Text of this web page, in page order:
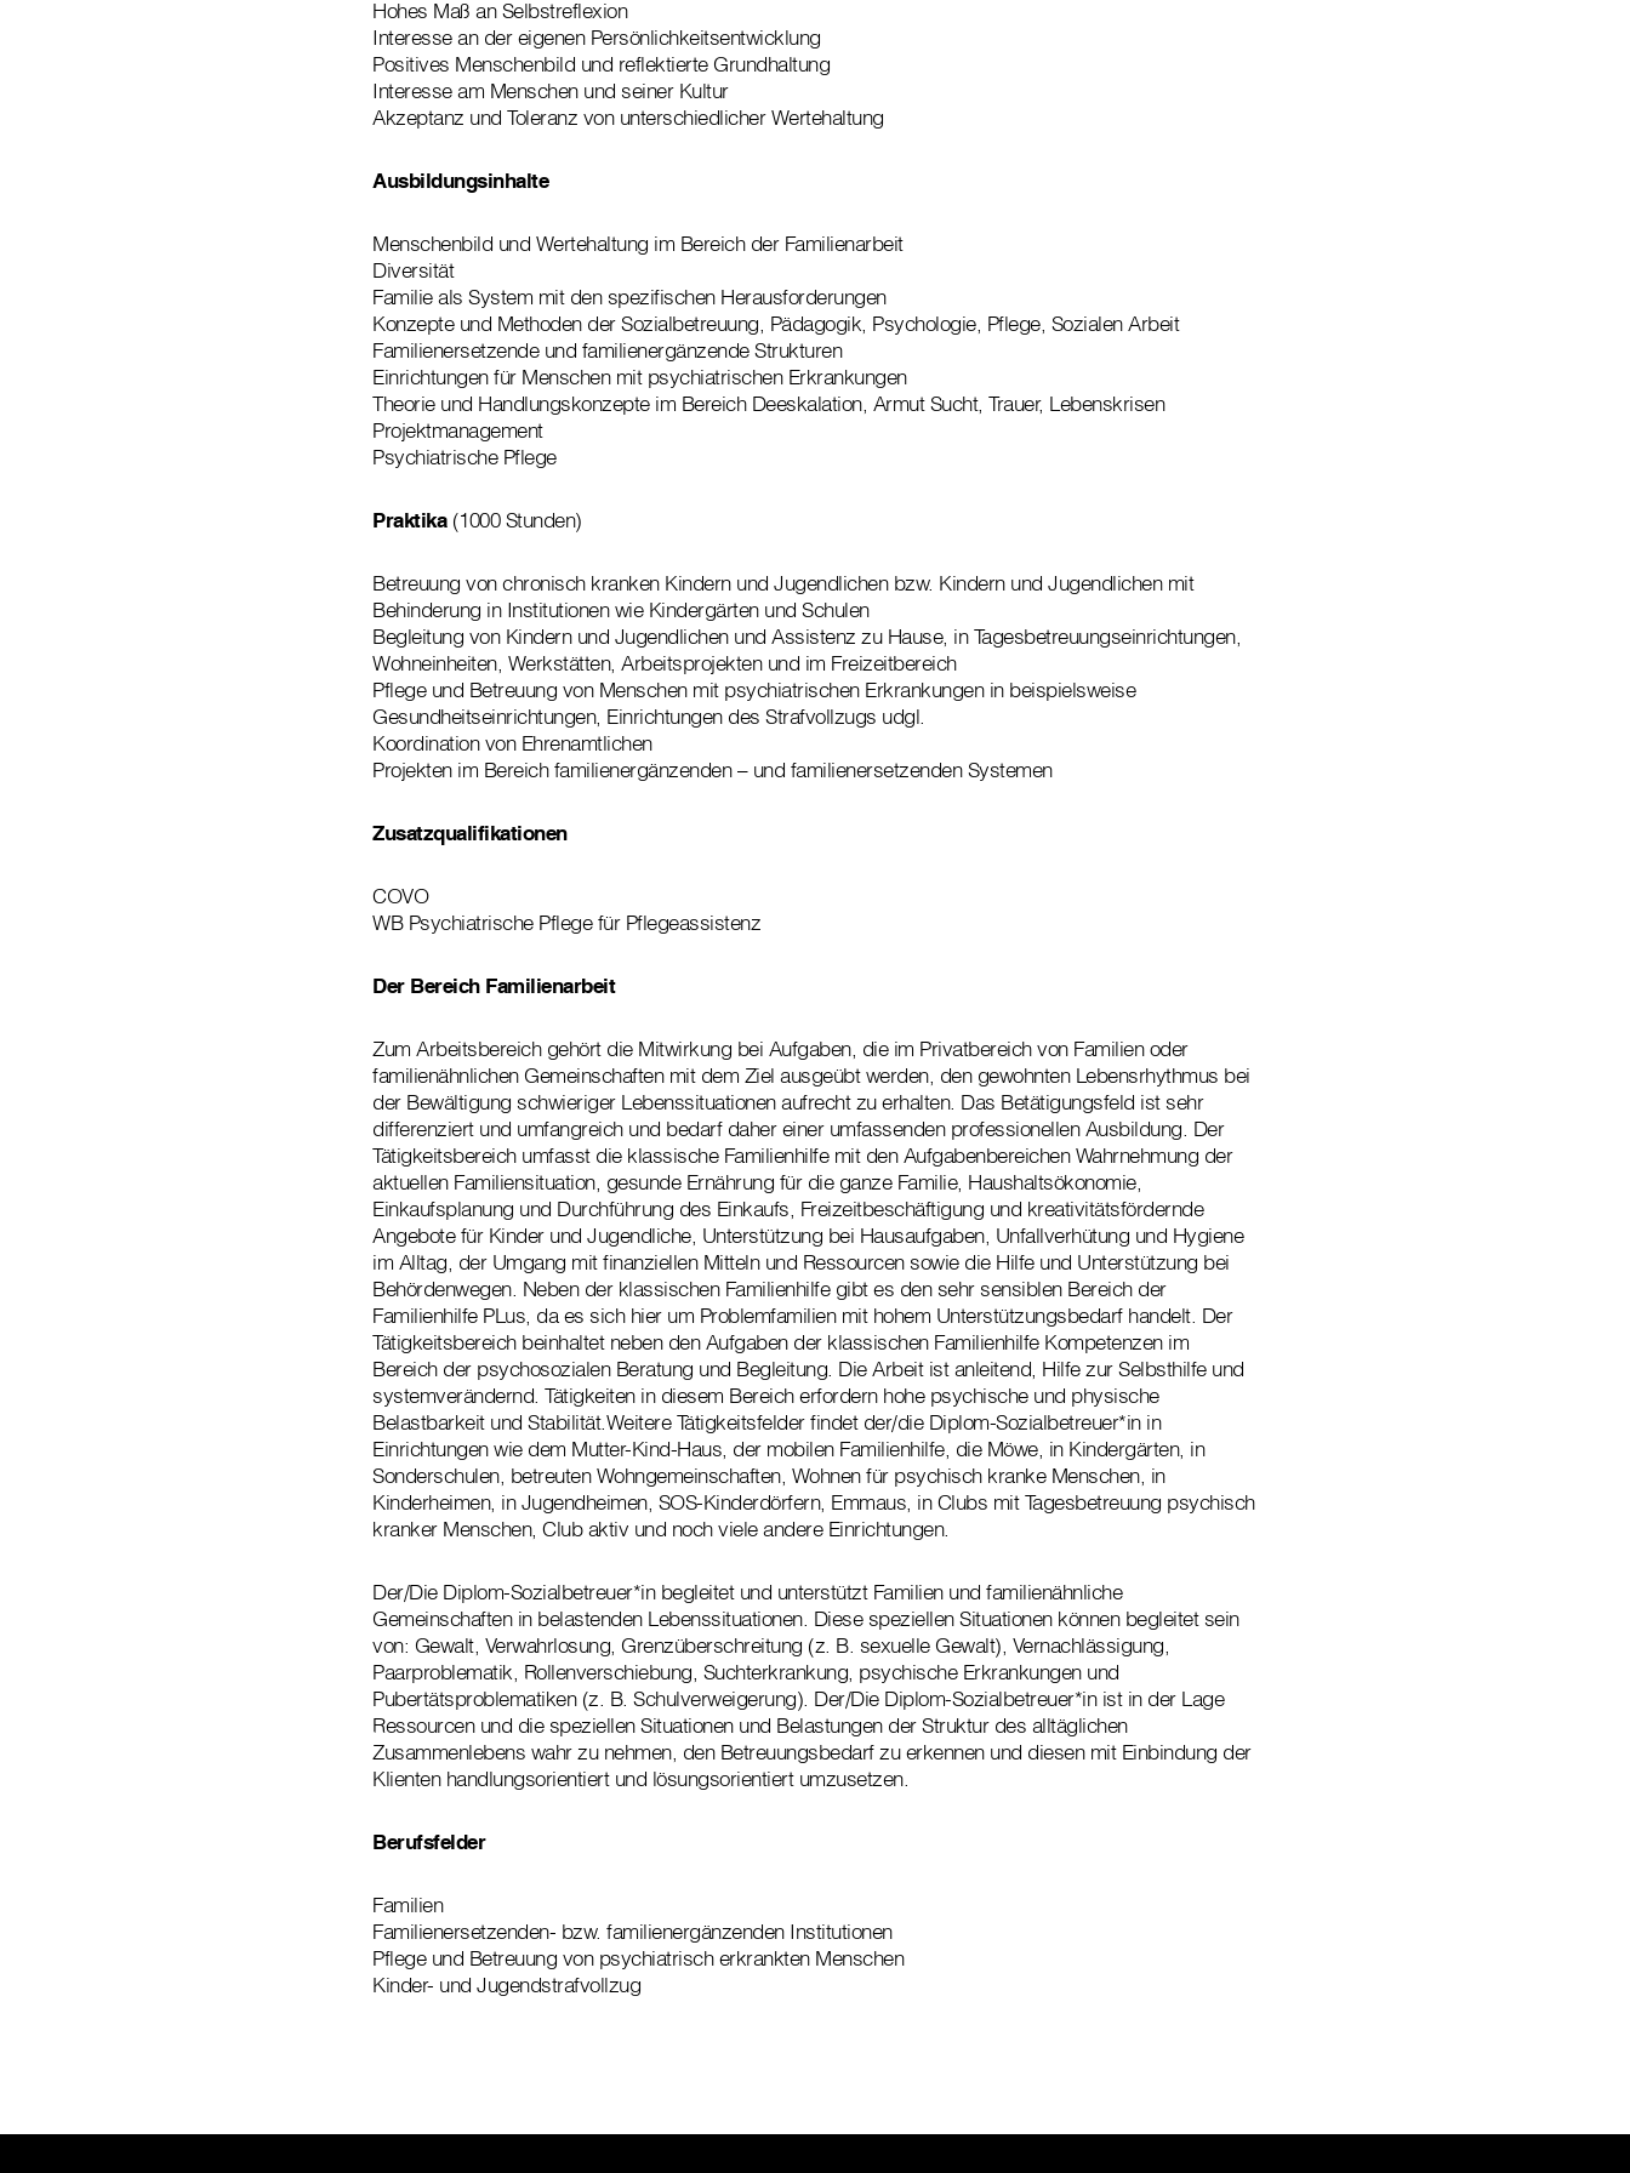
Hohes Maß an Selbstreflexion
Interesse an der eigenen Persönlichkeitsentwicklung
Positives Menschenbild und reflektierte Grundhaltung
Interesse am Menschen und seiner Kultur
Akzeptanz und Toleranz von unterschiedlicher Wertehaltung
Ausbildungsinhalte
Menschenbild und Wertehaltung im Bereich der Familienarbeit
Diversität
Familie als System mit den spezifischen Herausforderungen
Konzepte und Methoden der Sozialbetreuung, Pädagogik, Psychologie, Pflege, Sozialen Arbeit
Familienersetzende und familienergänzende Strukturen
Einrichtungen für Menschen mit psychiatrischen Erkrankungen
Theorie und Handlungskonzepte im Bereich Deeskalation, Armut Sucht, Trauer, Lebenskrisen
Projektmanagement
Psychiatrische Pflege
Praktika (1000 Stunden)
Betreuung von chronisch kranken Kindern und Jugendlichen bzw. Kindern und Jugendlichen mit
Behinderung in Institutionen wie Kindergärten und Schulen
Begleitung von Kindern und Jugendlichen und Assistenz zu Hause, in Tagesbetreuungseinrichtungen,
Wohneinheiten, Werkstätten, Arbeitsprojekten und im Freizeitbereich
Pflege und Betreuung von Menschen mit psychiatrischen Erkrankungen in beispielsweise
Gesundheitseinrichtungen, Einrichtungen des Strafvollzugs udgl.
Koordination von Ehrenamtlichen
Projekten im Bereich familienergänzenden – und familienersetzenden Systemen
Zusatzqualifikationen
COVO
WB Psychiatrische Pflege für Pflegeassistenz
Der Bereich Familienarbeit
Zum Arbeitsbereich gehört die Mitwirkung bei Aufgaben, die im Privatbereich von Familien oder
familienähnlichen Gemeinschaften mit dem Ziel ausgeübt werden, den gewohnten Lebensrhythmus bei
der Bewältigung schwieriger Lebenssituationen aufrecht zu erhalten. Das Betätigungsfeld ist sehr
differenziert und umfangreich und bedarf daher einer umfassenden professionellen Ausbildung. Der
Tätigkeitsbereich umfasst die klassische Familienhilfe mit den Aufgabenbereichen Wahrnehmung der
aktuellen Familiensituation, gesunde Ernährung für die ganze Familie, Haushaltsökonomie,
Einkaufsplanung und Durchführung des Einkaufs, Freizeitbeschäftigung und kreativitätsfördernde
Angebote für Kinder und Jugendliche, Unterstützung bei Hausaufgaben, Unfallverhütung und Hygiene
im Alltag, der Umgang mit finanziellen Mitteln und Ressourcen sowie die Hilfe und Unterstützung bei
Behördenwegen. Neben der klassischen Familienhilfe gibt es den sehr sensiblen Bereich der
Familienhilfe PLus, da es sich hier um Problemfamilien mit hohem Unterstützungsbedarf handelt. Der
Tätigkeitsbereich beinhaltet neben den Aufgaben der klassischen Familienhilfe Kompetenzen im
Bereich der psychosozialen Beratung und Begleitung. Die Arbeit ist anleitend, Hilfe zur Selbsthilfe und
systemverändernd. Tätigkeiten in diesem Bereich erfordern hohe psychische und physische
Belastbarkeit und Stabilität.Weitere Tätigkeitsfelder findet der/die Diplom-Sozialbetreuer*in in
Einrichtungen wie dem Mutter-Kind-Haus, der mobilen Familienhilfe, die Möwe, in Kindergärten, in
Sonderschulen, betreuten Wohngemeinschaften, Wohnen für psychisch kranke Menschen, in
Kinderheimen, in Jugendheimen, SOS-Kinderdörfern, Emmaus, in Clubs mit Tagesbetreuung psychisch
kranker Menschen, Club aktiv und noch viele andere Einrichtungen.
Der/Die Diplom-Sozialbetreuer*in begleitet und unterstützt Familien und familienähnliche
Gemeinschaften in belastenden Lebenssituationen. Diese speziellen Situationen können begleitet sein
von: Gewalt, Verwahrlosung, Grenzüberschreitung (z. B. sexuelle Gewalt), Vernachlässigung,
Paarproblematik, Rollenverschiebung, Suchterkrankung, psychische Erkrankungen und
Pubertätsproblematiken (z. B. Schulverweigerung). Der/Die Diplom-Sozialbetreuer*in ist in der Lage
Ressourcen und die speziellen Situationen und Belastungen der Struktur des alltäglichen
Zusammenlebens wahr zu nehmen, den Betreuungsbedarf zu erkennen und diesen mit Einbindung der
Klienten handlungsorientiert und lösungsorientiert umzusetzen.
Berufsfelder
Familien
Familienersetzenden- bzw. familienergänzenden Institutionen
Pflege und Betreuung von psychiatrisch erkrankten Menschen
Kinder- und Jugendstrafvollzug